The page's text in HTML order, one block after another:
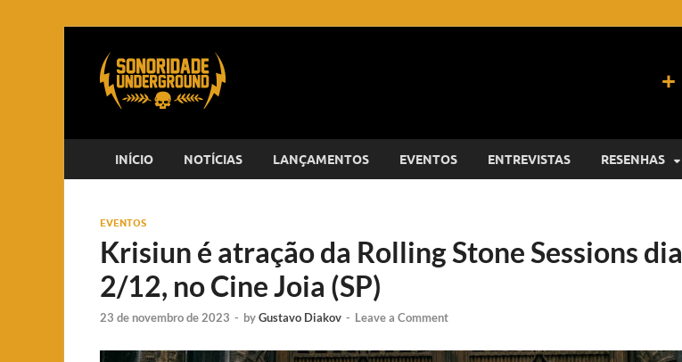
INÍCIO NOTÍCIAS LANÇAMENTOS EVENTOS ENTREVISTAS RESENHAS
EVENTOS
Krisiun é atração da Rolling Stone Sessions dia
2/12, no Cine Joia (SP)
23 de novembro de 2023 - byGustavo Diakov - Leave a Comment